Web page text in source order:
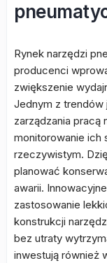
Rynek narzędzi
producenci
zwiększenie
Jednym z
zarządzania pracą
monitorowanie ich
rzeczywistym.
planować
awarii.
zastosowanie
konstrukcji
bez utraty
inwestują również